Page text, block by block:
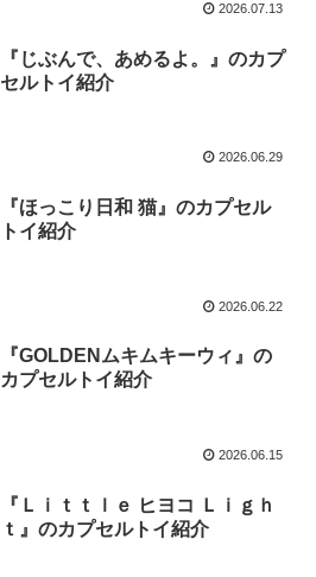
2026.07.13
『じぶんで、あめるよ。』のカプ
セルトイ紹介
2026.06.29
『ほっこり日和 猫』のカプセル
トイ紹介
2026.06.22
『GOLDENムキムキーウィ』の
カプセルトイ紹介
2026.06.15
『Ｌｉｔｔｌｅ ヒヨコ Ｌｉｇｈ
ｔ』のカプセルトイ紹介